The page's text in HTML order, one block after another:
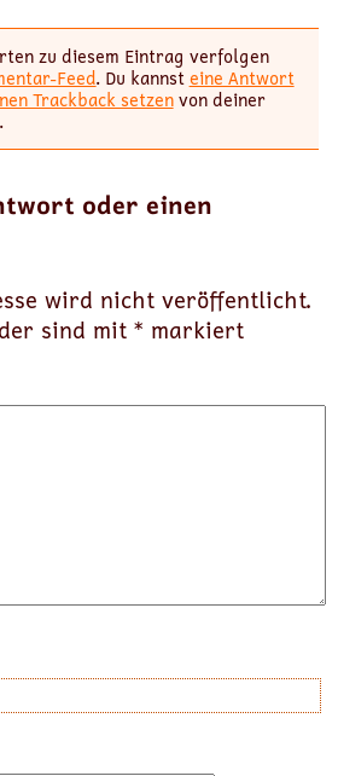
zu diesem Eintrag verfolgen
Feed. Du kannsteine Antwort
Trackback setzenvon deiner
oder einen
wird nicht veröffentlicht.
sind mit * markiert